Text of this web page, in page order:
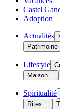
Castel
Adoption
Actualités
Lifestyle
Maison
Spiritualité
Rites